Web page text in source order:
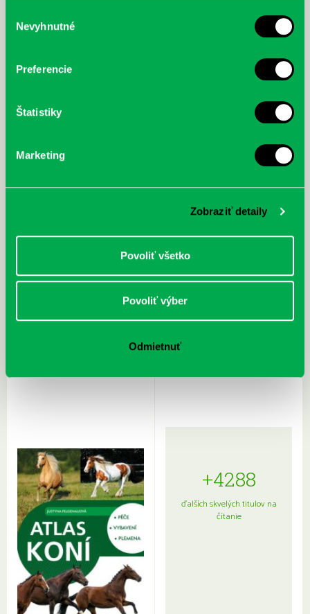
súhlasu
Nevyhnutné
Preferencie
Štatistiky
Marketing
Zobraziť detaily
Povoliť všetko
Povoliť výber
Odmietnuť
cyklistu modernej doby:
Rudź, Przemyslaw: Atlas hviezd:
Hardy, Paula: Japonsko na tanieri:
+4288
ďalších skvelých titulov na
čítanie